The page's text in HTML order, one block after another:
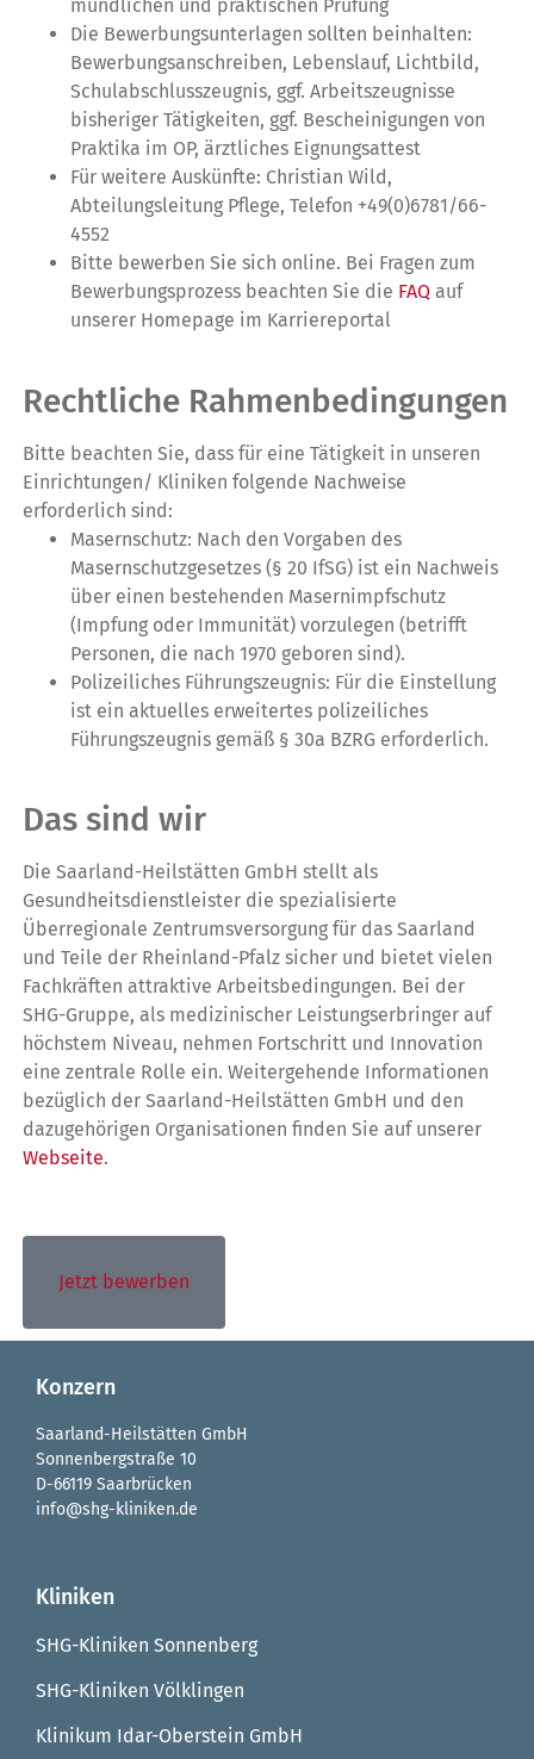
mündlichen und praktischen Prüfung
Die Bewerbungsunterlagen sollten beinhalten:
Bewerbungsanschreiben, Lebenslauf, Lichtbild,
Schulabschlusszeugnis, ggf. Arbeitszeugnisse
bisheriger Tätigkeiten, ggf. Bescheinigungen von
Praktika im OP, ärztliches Eignungsattest
Für weitere Auskünfte: Christian Wild,
Abteilungsleitung Pflege, Telefon +49(0)6781/66-
4552
Bitte bewerben Sie sich online. Bei Fragen zum
Bewerbungsprozess beachten Sie die FAQauf
unserer Homepage im Karriereportal
Rechtliche Rahmenbedingungen
Bitte beachten Sie, dass für eine Tätigkeit in unseren
Einrichtungen/ Kliniken folgende Nachweise
erforderlich sind:
Masernschutz: Nach den Vorgaben des
Masernschutzgesetzes (§ 20 IfSG) ist ein Nachweis
über einen bestehenden Masernimpfschutz
(Impfung oder Immunität) vorzulegen (betrifft
Personen, die nach 1970 geboren sind).
Polizeiliches Führungszeugnis: Für die Einstellung
ist ein aktuelles erweitertes polizeiliches
Führungszeugnis gemäß § 30a BZRG erforderlich.
Das sind wir
Die Saarland-Heilstätten GmbH stellt als
Gesundheitsdienstleister die spezialisierte
Überregionale Zentrumsversorgung für das Saarland
und Teile der Rheinland-Pfalz sicher und bietet vielen
Fachkräften attraktive Arbeitsbedingungen. Bei der
SHG-Gruppe, als medizinischer Leistungserbringer auf
höchstem Niveau, nehmen Fortschritt und Innovation
eine zentrale Rolle ein. Weitergehende Informationen
bezüglich der Saarland-Heilstätten GmbH und den
dazugehörigen Organisationen finden Sie auf unserer
Webseite.
Jetzt bewerben
Konzern
Saarland-Heilstätten GmbH
Sonnenbergstraße 10
D-66119 Saarbrücken
info@shg-kliniken.de
Kliniken
SHG-Kliniken Sonnenberg
SHG-Kliniken Völklingen
Klinikum Idar-Oberstein GmbH